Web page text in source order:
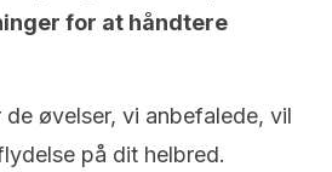
for at håndtere
øvelser, vi anbefalede, vil
på dit helbred.